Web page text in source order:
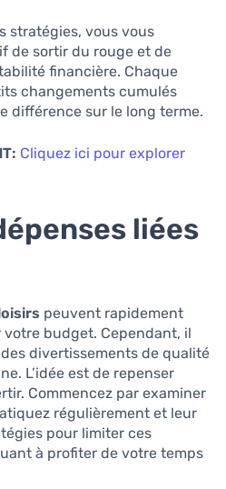
stratégies, vous vous
de sortir du rouge et de
financière. Chaque
changements cumulés
différence sur le long terme.
Cliquez ici pour explorer
liées
peuvent rapidement
votre budget. Cependant, il
divertissements de qualité
L’idée est de repenser
Commencez par examiner
régulièrement et leur
pour limiter ces
à profiter de votre temps